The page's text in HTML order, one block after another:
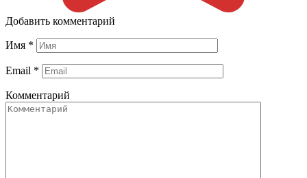
Добавить комментарий
Имя *
Email *
Комментарий